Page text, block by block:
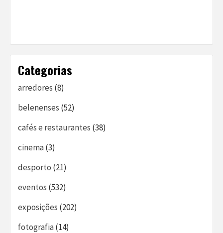
Categorias
arredores (8)
belenenses (52)
cafés e restaurantes (38)
cinema(3)
desporto (21)
eventos (532)
exposições (202)
fotografia(14)